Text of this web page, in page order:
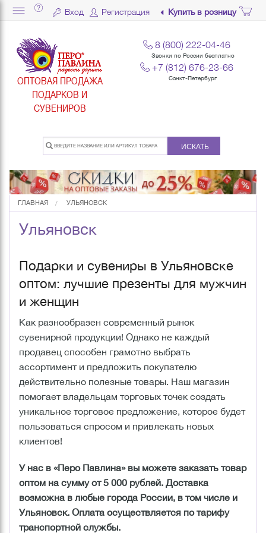
Вход Регистрация Купить в розницу
ОПТОВАЯ ПРОДАЖА
ПОДАРКОВ И
СУВЕНИРОВ
8 (800) 222-04-46
Звонки по России бесплатно
+7 (812) 676-23-66
Санкт-Петербург
ИСКАТЬ
ГЛАВНАЯ УЛЬЯНОВСК
Ульяновск
Подарки и сувениры в Ульяновске
оптом: лучшие презенты для мужчин
и женщин
Как разнообразен современный рынок
сувенирной продукции! Однако не каждый
продавец способен грамотно выбрать
ассортимент и предложить покупателю
действительно полезные товары. Наш магазин
помогает владельцам торговых точек создать
уникальное торговое предложение, которое будет
пользоваться спросом и привлекать новых
клиентов!
У нас в «Перо Павлина» вы можете заказать товар
оптом на сумму от 5 000 рублей. Доставка
возможна в любые города России, в том числе и
Ульяновск. Оплата осуществляется по тарифу
транспортной службы.